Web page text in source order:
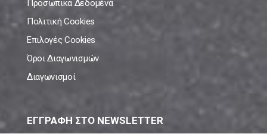
Προσωπικά Δεδομένα
Πολιτική Cookies
Επιλογές Cookies
Όροι Διαγωνισμών
Διαγωνισμοί
ΕΓΓΡΑΦΗ ΣΤΟ NEWSLETTER